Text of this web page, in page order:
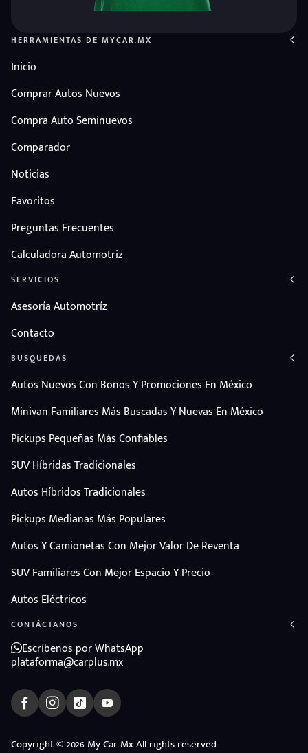
HERRAMIENTAS DE MYCAR.MX
Inicio
Comprar Autos Nuevos
Compra Auto Seminuevos
Comparador
Noticias
Favoritos
Preguntas Frecuentes
Calculadora Automotriz
SERVICIOS
Asesoría Automotríz
Contacto
BUSQUEDAS
Autos Nuevos Con Bonos Y Promociones En México
Minivan Familiares Más Buscadas Y Nuevas En México
Pickups Pequeñas Más Confiables
SUV Híbridas Tradicionales
Autos Híbridos Tradicionales
Pickups Medianas Más Populares
Autos Y Camionetas Con Mejor Valor De Reventa
SUV Familiares Con Mejor Espacio Y Precio
Autos Eléctricos
CONTÁCTANOS
Escríbenos por WhatsApp
plataforma@carplus.mx
Copyright © 2026 My Car Mx All rights reserved.